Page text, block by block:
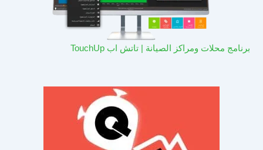
برنامج محلات ومراكز الصيانة | تاتش اب TouchUp